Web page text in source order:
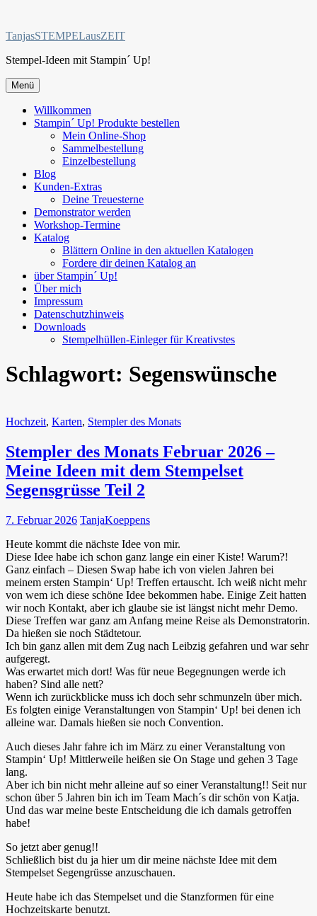
springen
TanjasSTEMPELausZEIT
Stempel-Ideen mit Stampin´ Up!
Menü
Willkommen
Stampin´ Up! Produkte bestellen
Mein Online-Shop
Sammelbestellung
Einzelbestellung
Blog
Kunden-Extras
Deine Treuesterne
Demonstrator werden
Workshop-Termine
Katalog
Blättern Online in den aktuellen Katalogen
Fordere dir deinen Katalog an
über Stampin´ Up!
Über mich
Impressum
Datenschutzhinweis
Downloads
Stempelhüllen-Einleger für Kreativstes
Schlagwort: Segenswünsche
Hochzeit, Karten, Stempler des Monats
Stempler des Monats Februar 2026 –
Meine Ideen mit dem Stempelset
Segensgrüsse Teil 2
7. Februar 2026 TanjaKoeppens
Heute kommt die nächste Idee von mir.
Diese Idee habe ich schon ganz lange ein einer Kiste! Warum?!
Ganz einfach – Diesen Swap habe ich von vielen Jahren bei
meinem ersten Stampin‘ Up! Treffen ertauscht. Ich weiß nicht mehr
von wem ich diese schöne Idee bekommen habe. Einige Zeit hatten
wir noch Kontakt, aber ich glaube sie ist längst nicht mehr Demo.
Diese Treffen war ganz am Anfang meine Reise als Demonstratorin.
Da hießen sie noch Städtetour.
Ich bin ganz allen mit dem Zug nach Leibzig gefahren und war sehr
aufgeregt.
Was erwartet mich dort! Was für neue Begegnungen werde ich
haben? Sind alle nett?
Wenn ich zurückblicke muss ich doch sehr schmunzeln über mich.
Es folgten einige Veranstaltungen von Stampin‘ Up! bei denen ich
alleine war. Damals hießen sie noch Convention.
Auch dieses Jahr fahre ich im März zu einer Veranstaltung von
Stampin‘ Up! Mittlerweile heißen sie On Stage und gehen 3 Tage
lang.
Aber ich bin nicht mehr alleine auf so einer Veranstaltung!! Seit nur
schon über 5 Jahren bin ich im Team Mach´s dir schön von Katja.
Und das war meine beste Entscheidung die ich damals getroffen
habe!
So jetzt aber genug!!
Schließlich bist du ja hier um dir meine nächste Idee mit dem
Stempelset Segengrüsse anzuschauen.
Heute habe ich das Stempelset und die Stanzformen für eine
Hochzeitskarte benutzt.